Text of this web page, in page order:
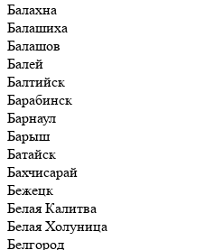
Балахна
Балашиха
Балашов
Балей
Балтийск
Барабинск
Барнаул
Барыш
Батайск
Бахчисарай
Бежецк
Белая Калитва
Белая Холуница
Белгород